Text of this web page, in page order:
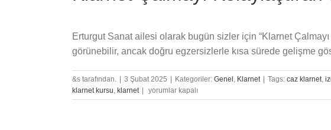
Erturgut Sanat ailesi olarak bugün sizler için “Klarnet
görünebilir, ancak doğru egzersizlerle kısa sürede gelişme
&s tarafından. 3 Şubat 2025 Kategoriler: Genel , Klarnet Tags: caz klarnet,
klarnet kursu, klarnet
Klarnet
Çalmayı
yorumlar kapalı